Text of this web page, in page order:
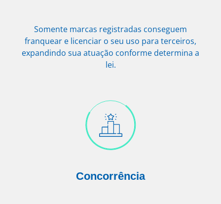
Somente marcas registradas conseguem
franquear e licenciar o seu uso para terceiros,
expandindo sua atuação conforme determina a
lei.
Concorrência